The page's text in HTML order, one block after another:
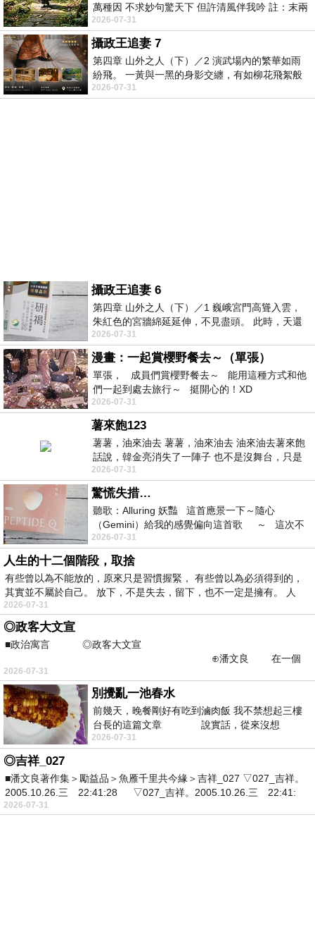
萬種因 不求妙句驚天下 但許清風伴我吟 註：末兩
句為穆昱臻作品 （柳
2026-07-31
攝政王追妻 7
第四章 山外之人（下）／2 演武場內的繁華如雨
紛飛。 一黃與一黑的身影交纏，有如柳花飛絮般
的轉了又轉。 長劍如靈蛇，劍尖在
2026-07-31
攝政王追妻 6
第四章 山外之人（下）／1 巍峨宮門高聳入雲，
朱紅色的宮牆綿延延伸，不見盡頭。 此時，天還
濛濛的亮。一身肅穆黑色衣袍、頭冠整
2026-07-31
漫畫：一起賞櫻野餐去～（單張）
單張， 成員們賞櫻野餐去～ 能用這種方式和他
們一起到處去旅行～ 挺開心的！XD
2026-07-31
薯來飽123
薯薯，油來油去 薯薯，油來油去 油來油去薯來飽
話說，韓金亮消失了一陣子 也不是沒舞台，只是
不登台 只是最近的油品問題讓
2026-07-31
驚慌失措…
聽歌：Alluring 妖豔 這首應景一下～隨心
（Gemini）給我的感覺偏向這首歌 ～ 這次不
說
2026-07-31
人生的十二個階段，取捨
有些曾以為不能放的，原來只是習慣握緊， 有些曾以為必須得到的，
其實並不屬於自己。 放下，不是失去，留下，也不一定是擁有。 人
2026-07-31
◎政客大文宣
■政治寓言 ◎政客大文宣
⊕潘文良 在一個
國際地緣政治的舞台上&md
2026-07-31
別攪亂一池春水
前幾天，晚餐剛好有吃到滷肉飯 我不禁想起三樓
台長的這篇文章 說實話，從來沒想
2026-07-31
◎吉祥_027
■潘文良著作集＞勵益品＞魚雁千里共今緣＞吉祥_027 ▽027_吉祥。
2005.10.26.三 22:41:28 ▽027_吉祥。2005.10.26.三 22:41:
2026-07-31